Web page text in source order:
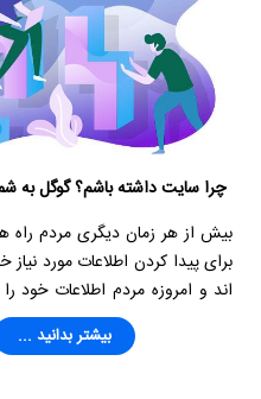
چرا سایت داشته باشم؟ گوگل به
بیش از هر زمان دیگری مردم راه
برای پیدا کردن اطلاعات مورد نیاز
اند و امروزه مردم اطلاعات خود
می آورند. کسب و کار شما باید
بیشتر بدانید ...